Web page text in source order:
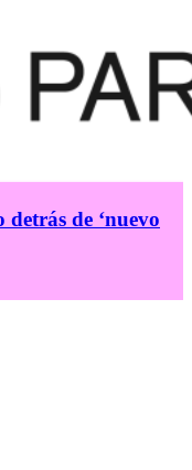
de ‘nuevo